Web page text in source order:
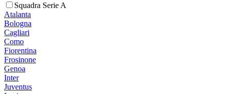
Squadra Serie A
Atalanta
Bologna
Cagliari
Como
Fiorentina
Frosinone
Genoa
Inter
Juventus